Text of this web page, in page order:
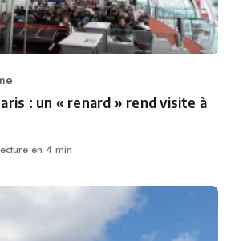
: un « renard » rend visite à
en 4 min